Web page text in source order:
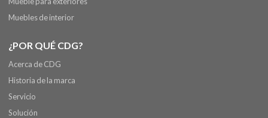
Muebles de interior
¿POR QUÉ CDG?
Acerca de CDG
Historia de la marca
Servicio
Solución